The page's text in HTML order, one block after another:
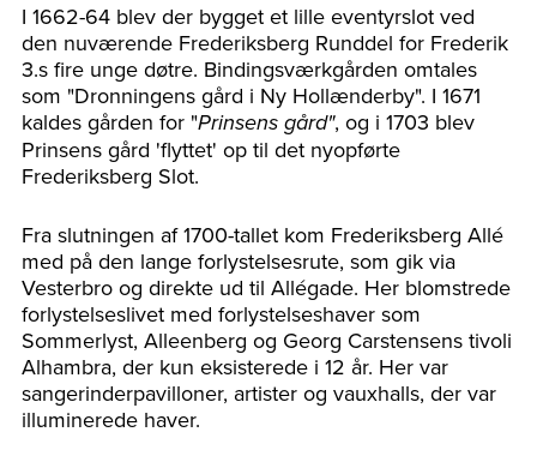
I 1662-64 blev der bygget et lille eventyrslot ved
den nuværende Frederiksberg Runddel for Frederik
3.s fire unge døtre. Bindingsværkgården omtales
som "Dronningens gård i Ny Hollænderby". I 1671
kaldes gården for "Prinsens gård", og i 1703 blev
Prinsens gård 'flyttet' op til det nyopførte
Frederiksberg Slot.
Fra slutningen af 1700-tallet kom Frederiksberg Allé
med på den lange forlystelsesrute, som gik via
Vesterbro og direkte ud til Allégade. Her blomstrede
forlystelseslivet med forlystelseshaver som
Sommerlyst, Alleenberg og Georg Carstensens tivoli
Alhambra, der kun eksisterede i 12 år. Her var
sangerinderpavilloner, artister og vauxhalls, der var
illuminerede haver.